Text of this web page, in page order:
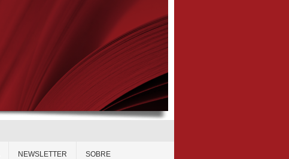
NEWSLETTER SOBRE